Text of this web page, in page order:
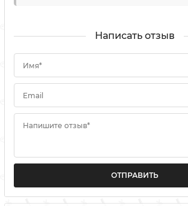
Написать отзыв
Имя*
Email
Напишите отзыв*